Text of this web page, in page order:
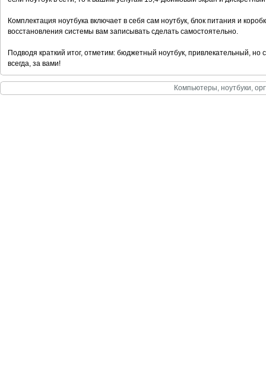
Комплектация ноутбука включает в себя сам ноутбук, блок питания и
восстановления системы вам записывать сделать самостоятельно.
Подводя краткий итог, отметим: бюджетный ноутбук, привлекательный,
всегда, за вами!
Компьютеры, ноутбуки,